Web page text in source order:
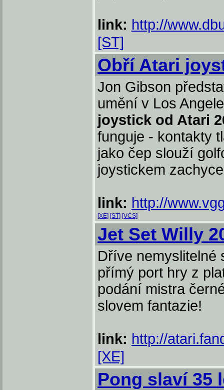
link: http://
[ST]
Obří Atari
Jon Gibson
umění v Los
joystick od Atari
funguje - kontakty
jako čep slouží
joystickem
link: http://
[XE] [ST] [VCS]
Jet Set Willy
Dříve nemyslitelné
přímý port hry z
podání mistra
slovem fantazie!
link: http://
[XE]
Pong slaví 35